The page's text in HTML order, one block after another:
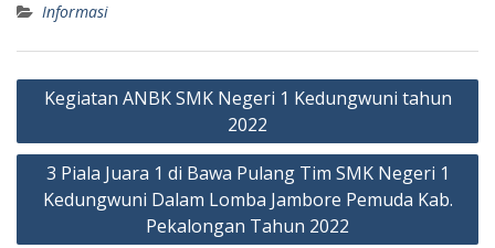
Informasi
Post
navigation
Kegiatan ANBK SMK Negeri 1 Kedungwuni tahun
2022
3 Piala Juara 1 di Bawa Pulang Tim SMK Negeri 1
Kedungwuni Dalam Lomba Jambore Pemuda Kab.
Pekalongan Tahun 2022